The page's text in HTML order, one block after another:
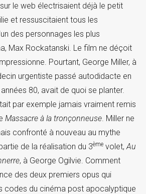
le web électrisaient déjà le petit
et ressuscitaient tous les
des personnages les plus
Max Rockatanski. Le film ne déçoit
Pourtant, George Miller, à
urgentiste passé autodidacte en
80, avait de quoi se planter.
par exemple jamais vraiment remis
Massacre à la tronçonneuse. Miller ne
confronté à nouveau au mythe
de la réalisation du 3èmevolet, Au
, à George Ogilvie. Comment
des deux premiers opus qui
codes du cinéma post apocalyptique